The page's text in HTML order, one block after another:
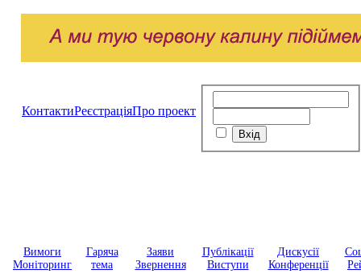
КонтактиРеєстраціяПро проект
Вимоги
Моніторинг
Гаряча
тема
Заяви
Звернення
Публікації
Виступи
Дискусії
Конференції